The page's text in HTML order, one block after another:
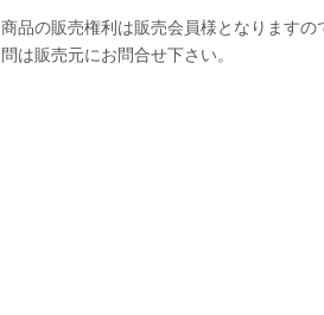
商品の販売権利は販売会員様となります
問は販売元にお問合せ下さい。